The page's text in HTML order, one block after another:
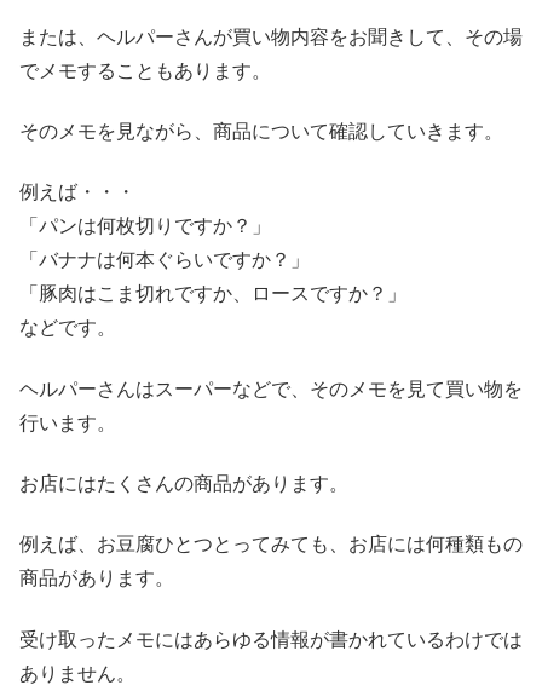
または、ヘルパーさんが買い物内容をお聞きして、その場
でメモすることもあります。
そのメモを見ながら、商品について確認していきます。
例えば・・・
「パンは何枚切りですか？」
「バナナは何本ぐらいですか？」
「豚肉はこま切れですか、ロースですか？」
などです。
ヘルパーさんはスーパーなどで、そのメモを見て買い物を
行います。
お店にはたくさんの商品があります。
例えば、お豆腐ひとつとってみても、お店には何種類もの
商品があります。
受け取ったメモにはあらゆる情報が書かれているわけでは
ありません。